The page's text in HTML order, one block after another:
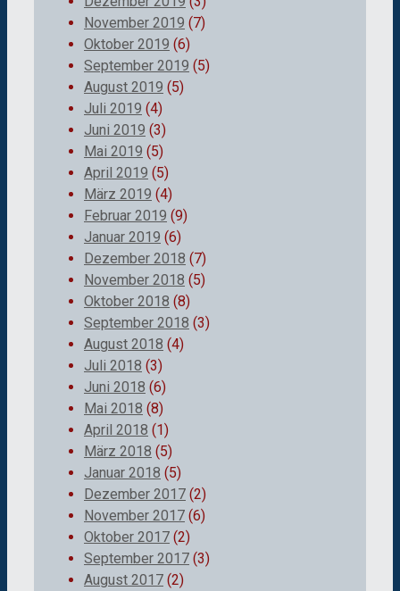
November 2019 (7)
Oktober 2019 (6)
September 2019 (5)
August 2019 (5)
Juli 2019 (4)
Juni 2019 (3)
Mai 2019 (5)
April 2019 (5)
März 2019 (4)
Februar 2019 (9)
Januar 2019 (6)
Dezember 2018 (7)
November 2018 (5)
Oktober 2018 (8)
September 2018 (3)
August 2018 (4)
Juli 2018 (3)
Juni 2018 (6)
Mai 2018 (8)
April 2018 (1)
März 2018 (5)
Januar 2018 (5)
Dezember 2017 (2)
November 2017 (6)
Oktober 2017 (2)
September 2017 (3)
August 2017 (2)